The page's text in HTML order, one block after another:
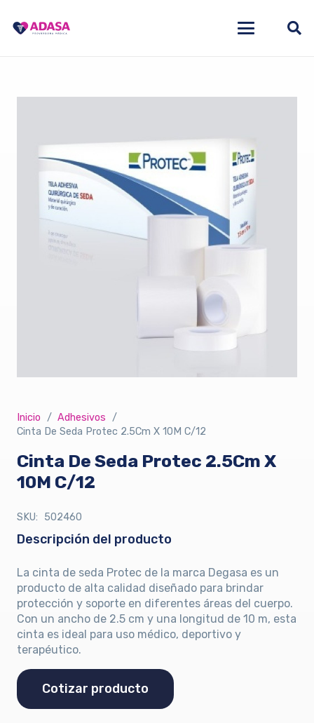
Inicio / Adhesivos /
Cinta De Seda Protec 2.5Cm X 10M C/12
Cinta De Seda Protec 2.5Cm X
10M C/12
SKU: 502460
Descripción del producto
La cinta de seda Protec de la marca Degasa es un
producto de alta calidad diseñado para brindar
protección y soporte en diferentes áreas del cuerpo.
Con un ancho de 2.5 cm y una longitud de 10 m, esta
cinta es ideal para uso médico, deportivo y
terapéutico.
Cotizar producto